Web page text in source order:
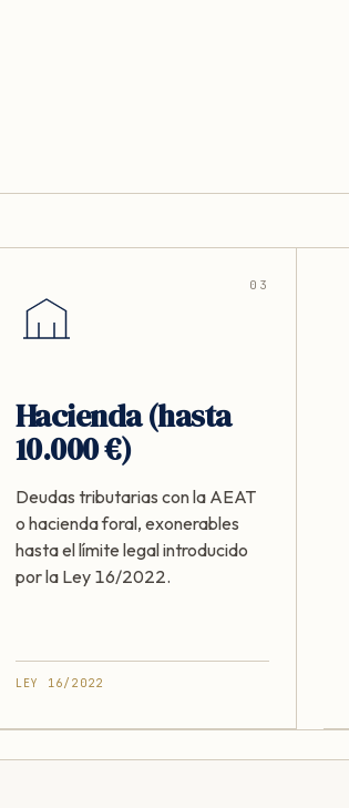
03
Hacienda (hasta
10.000 €)
Deudas tributarias con la AEAT
o hacienda foral, exonerables
hasta el límite legal introducido
por la Ley 16/2022.
LEY 16/2022